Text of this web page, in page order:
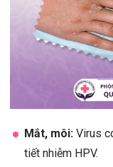
Mắt, môi: Virus
tiết nhiễm HPV.